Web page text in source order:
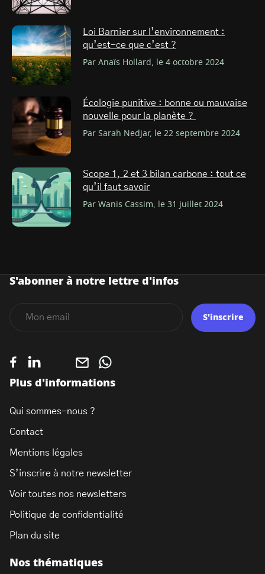
Loi Barnier sur l’environnement :
qu’est-ce que c’est ?
Par Anaïs Hollard, le 4 octobre 2024
Écologie punitive : bonne ou mauvaise
nouvelle pour la planète ?
Par Sarah Nedjar, le 22 septembre 2024
Scope 1, 2 et 3 bilan carbone : tout ce
qu’il faut savoir
Par Wanis Cassim, le 31 juillet 2024
Nos thématiques
Plus d'informations
Qui sommes-nous ?
Contact
Mentions légales
S’inscrire à notre newsletter
Voir toutes nos newsletters
Politique de confidentialité
Plan du site
S'abonner à notre lettre d'infos
S'inscrire